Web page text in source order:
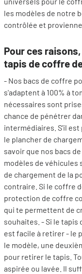
les modèles de notre
contrôlée et
Pour ces
tapis de coffre
- Nos bacs de coffre
s'adaptent à 100% à
nécessaires sont
chance de pénétrer
intermédiaires. S'il
le plancher de
savoir que nos bacs
modèles de véhicules
de chargement de la
contraire. Si le coffre
protection de coffre
qui te permettent de
souhaites. - Si le
est facile à retirer - le
le modèle, une
pour retirer le tapis.
aspirée ou lavée. Il